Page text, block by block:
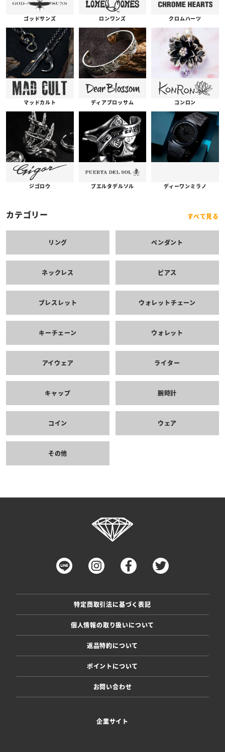
ゴッドサンズ ロンワンズ クロムハーツ
マッドカルト ディアブロッサム コンロン
ジゴロウ プエルタデルソル ディーワンミラノ
カテゴリー すべて見る
リング ペンダント
ネックレス ピアス
ブレスレット ウォレットチェーン
キーチェーン ウォレット
アイウェア ライター
キャップ 腕時計
コイン ウェア
その他
特定商取引法に基づく表記
個人情報の取り扱いについて
返品特約について
ポイントについて
お問い合わせ
企業サイト